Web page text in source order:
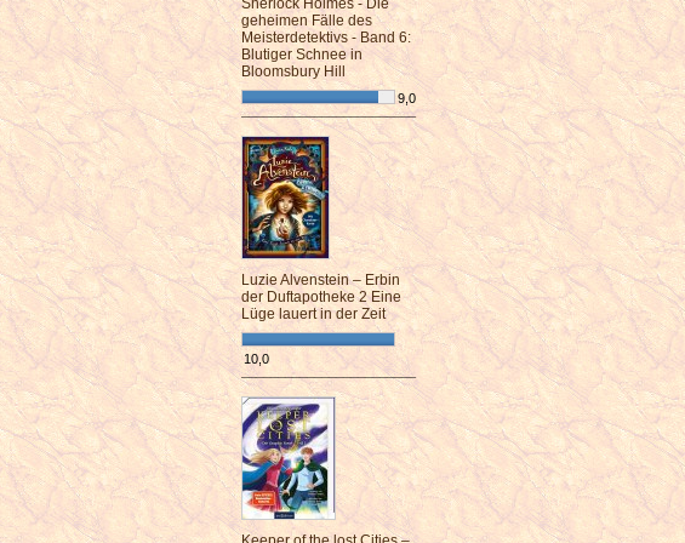
Sherlock Holmes - Die
geheimen Fälle des
Meisterdetektivs - Band 6:
Blutiger Schnee in
Bloomsbury Hill
9,0
¯¯¯¯¯¯¯¯¯¯¯¯¯¯¯¯¯¯¯¯¯¯¯¯
Luzie Alvenstein – Erbin
der Duftapotheke 2 Eine
Lüge lauert in der Zeit
10,0
¯¯¯¯¯¯¯¯¯¯¯¯¯¯¯¯¯¯¯¯¯¯¯¯